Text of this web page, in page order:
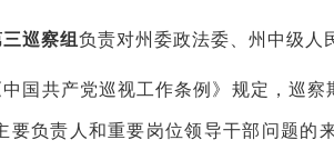
巡察组 负责对州委政法委、州中级人
国共产党巡视工作条例》规定，巡
要负责人和重要岗位领导干部问题的